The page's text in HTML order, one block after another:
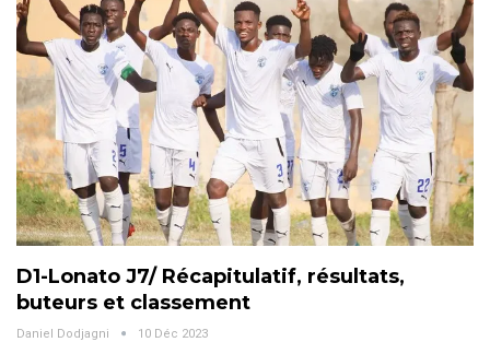
D1-Lonato J7/ Récapitulatif, résultats,
buteurs et classement
Daniel Dodjagni 10 Déc 2023